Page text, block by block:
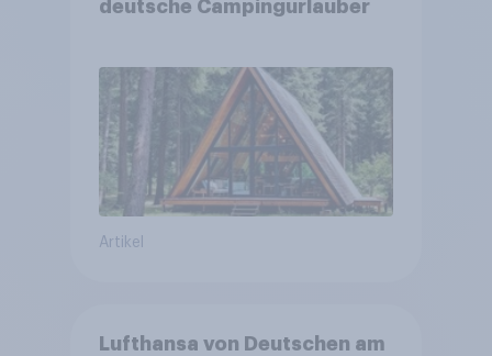
deutsche Campingurlauber
Artikel
Lufthansa von Deutschen am